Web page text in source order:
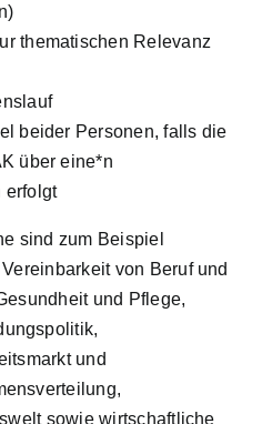
thematischen Relevanz
beider Personen, falls die
über eine*n
erfolgt
sind zum Beispiel
von Beruf und
und Pflege,
und
sowie wirtschaftliche